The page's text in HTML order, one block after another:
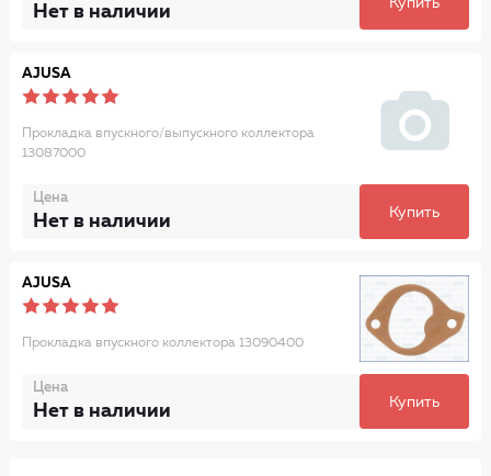
Нет в наличии Купить
AJUSA
Прокладка впускного/выпускного коллектора
13087000
Цена
Нет в наличии Купить
AJUSA
Прокладка впускного коллектора 13090400
Цена
Нет в наличии Купить